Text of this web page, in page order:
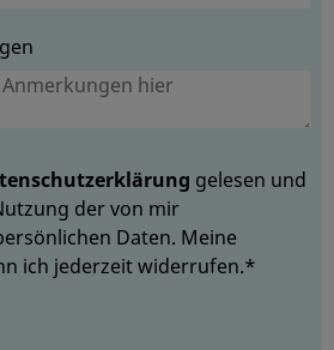
gelesen und
der von mir
Daten. Meine
ich jederzeit widerrufen.*